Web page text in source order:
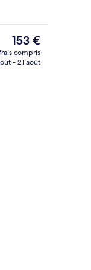
Le
prix
actuel
153 €
compris
- 21 août